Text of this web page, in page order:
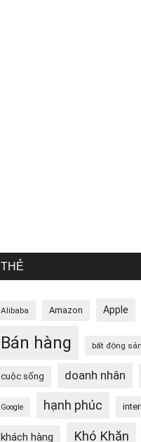
THẺ
Alibaba Amazon Apple
Bán hàng bất động sản
cuộc sống doanh nhân
Google hạnh phúc
khách hàng Khó Khăn